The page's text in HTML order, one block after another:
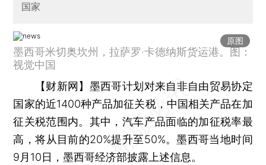
国家
原图
墨西哥米切奥坎州，拉萨罗·卡德纳斯货运港。图：
视觉中国
【财新网】 墨西哥计划对来自非自由贸易协定
国家的近1400种产品加征关税，中国相关产品在加
征关税范围内。其中，汽车产品面临的加征税率最
高，将从目前的20%提升至50%。墨西哥当地时间
9月10日，墨西哥经济部披露上述信息。